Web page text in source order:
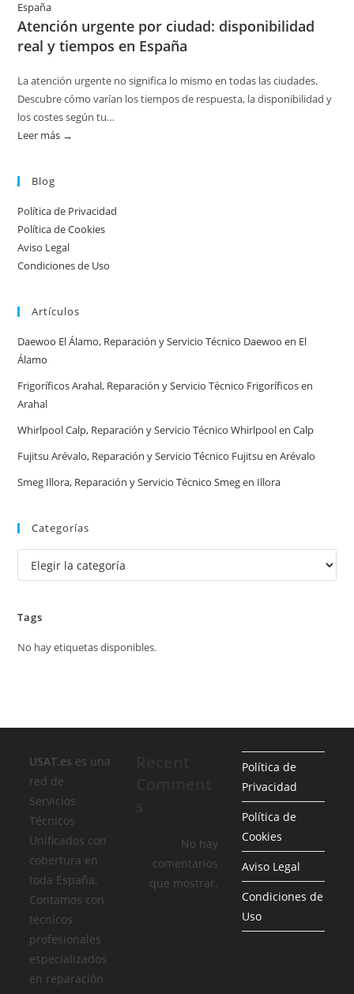
temporada
en
de
calderas:
Atención urgente por ciudad: disponibilidad
real y tiempos en España
La atención urgente no significa lo mismo en todas las ciudades.
Descubre cómo varían los tiempos de respuesta, la disponibilidad y
los costes según tu…
Leer más →
ciudad:
disponibilidad
y
en
España
Blog
Política de Privacidad
Política de Cookies
Aviso Legal
Condiciones de Uso
Artículos
Daewoo El Álamo, Reparación y Servicio Técnico Daewoo en El
Álamo
Frigoríficos Arahal, Reparación y Servicio Técnico Frigoríficos en
Arahal
Whirlpool Calp, Reparación y Servicio Técnico Whirlpool en Calp
Fujitsu Arévalo, Reparación y Servicio Técnico Fujitsu en Arévalo
Smeg Illora, Reparación y Servicio Técnico Smeg en Illora
Categorías
Categorías
Tags
No hay etiquetas disponibles.
USAT.es es una
red de
Servicios
Técnicos
Unificados con
cobertura en
toda España.
Contamos con
técnicos
profesionales
especializados
en reparación
No hay
comentarios
que mostrar.
Política de
Privacidad
Política de
Cookies
Aviso Legal
Condiciones de
Uso